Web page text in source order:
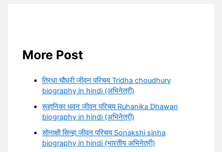
More Post
त्रिधा चौधरी जीवन परिचय Tridha choudhury
biography in hindi (अभिनेत्री)
रूहानिका धवन जीवन परिचय Ruhanika Dhawan
biography in hindi (अभिनेत्री)
सोनाक्षी सिन्हा जीवन परिचय Sonakshi sinha
biography in hindi (भारतीय अभिनेत्री)